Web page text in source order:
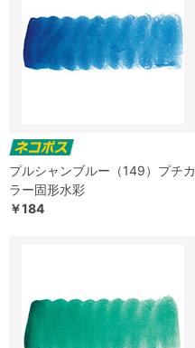
プルシャンブルー（149）プチカ
ラー固形水彩
￥184